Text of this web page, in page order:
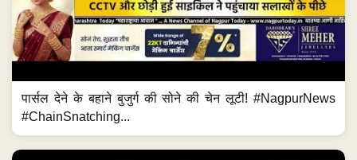
पार्सल देने के बहाने बुजुर्ग की सोने की चेन लूटी! #NagpurNews
#ChainSnatching...